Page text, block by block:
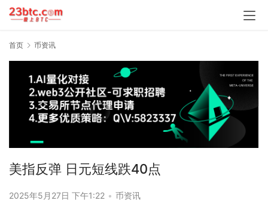
首页 币资讯
美指反弹 日元短线跌40点
2025年5月27日 下午1:22 • 币资讯